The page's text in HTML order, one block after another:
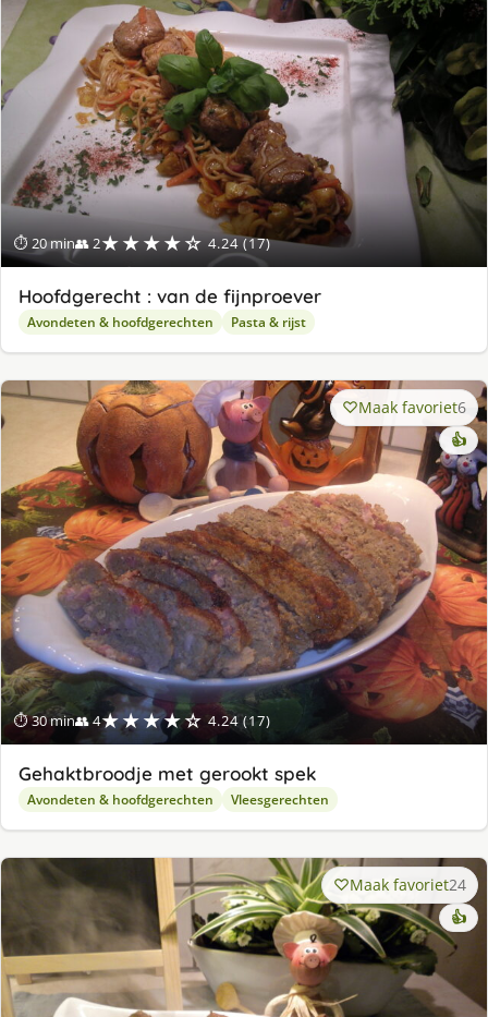
⏱ 20 min👥 2★★★★☆ 4.24 (17)
Hoofdgerecht : van de fijnproever
Avondeten & hoofdgerechten Pasta & rijst
⏱ 30 min👥 4★★★★☆ 4.24 (17)
Maak favoriet6
👍
Gehaktbroodje met gerookt spek
Avondeten & hoofdgerechten Vleesgerechten
Maak favoriet24
👍